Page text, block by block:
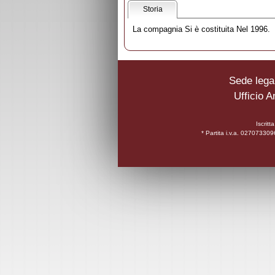
Storia
La compagnia Si è costituita Nel 1996.
Sede
Ufficio
* Partita i.v.a.